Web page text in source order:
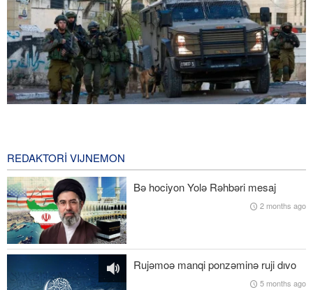
İron iyən Ğırğızıston bə ticorət və mədənçəti sahədə həmkoəti
hevuj kardey təkid kardedən
Əməli Hərəkot: Mığovimət bo Livani mıdofiyə kardey yeqanə roye
Briqada qeneral İbnur-Rıza:İroni bumiyə texnoloqiya reqiyonədə
bıə har qıləy idxali sistemiku barze
REDAKTORI VIJNEMON
Bə hociyon Yolə Rəhbəri mesaj
2 months ago
Rujəmoə manqi ponzəminə ruji dıvo
5 months ago